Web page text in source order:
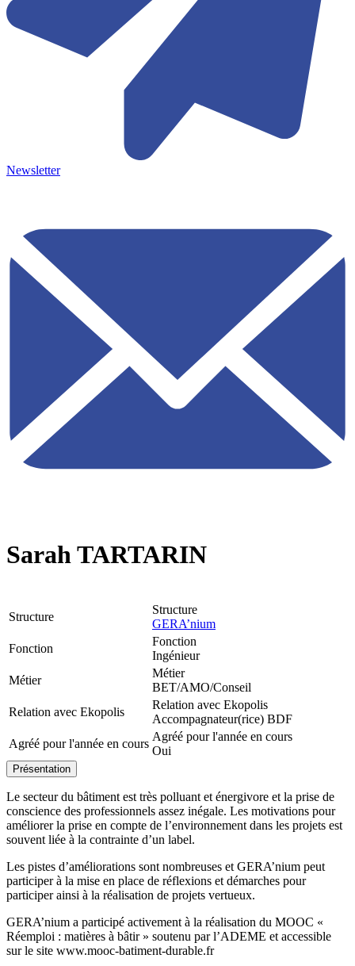
Newsletter
Sarah TARTARIN
Structure
Structure
GERA’nium
Fonction
Fonction
Ingénieur
Métier
Métier
BET/AMO/Conseil
Relation avec Ekopolis
Relation avec Ekopolis
Accompagnateur(rice) BDF
Agréé pour l'année en cours
Agréé pour l'année en cours
Oui
Présentation
Le secteur du bâtiment est très polluant et énergivore et la prise de
conscience des professionnels assez inégale. Les motivations pour
améliorer la prise en compte de l’environnement dans les projets est
souvent liée à la contrainte d’un label.
Les pistes d’améliorations sont nombreuses et GERA’nium peut
participer à la mise en place de réflexions et démarches pour
participer ainsi à la réalisation de projets vertueux.
GERA’nium a participé activement à la réalisation du MOOC «
Réemploi : matières à bâtir » soutenu par l’ADEME et accessible
sur le site www.mooc-batiment-durable.fr